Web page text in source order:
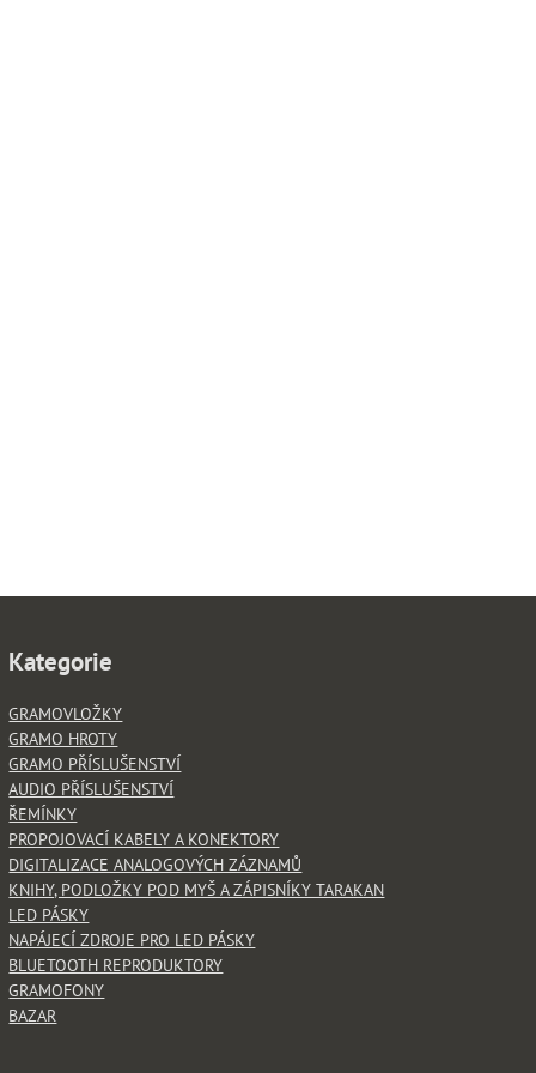
Kategorie
GRAMOVLOŽKY
GRAMO HROTY
GRAMO PŘÍSLUŠENSTVÍ
AUDIO PŘÍSLUŠENSTVÍ
ŘEMÍNKY
PROPOJOVACÍ KABELY A KONEKTORY
DIGITALIZACE ANALOGOVÝCH ZÁZNAMŮ
KNIHY, PODLOŽKY POD MYŠ A ZÁPISNÍKY TARAKAN
LED PÁSKY
NAPÁJECÍ ZDROJE PRO LED PÁSKY
BLUETOOTH REPRODUKTORY
GRAMOFONY
BAZAR